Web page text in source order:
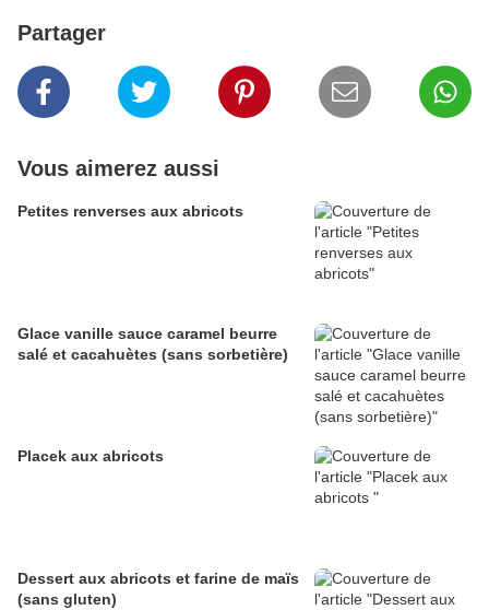
Partager
Vous aimerez aussi
Petites renverses aux abricots
Glace vanille sauce caramel beurre
salé et cacahuètes (sans sorbetière)
Placek aux abricots
Dessert aux abricots et farine de maïs
(sans gluten)